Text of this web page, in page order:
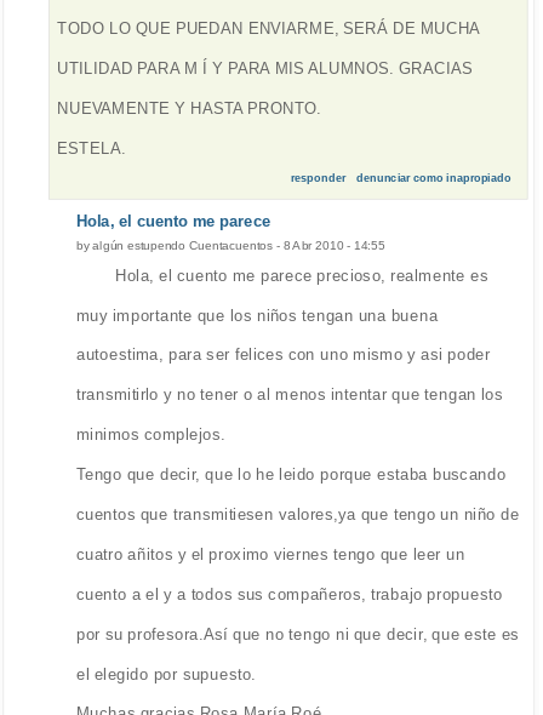
TODO LO QUE PUEDAN ENVIARME, SERÁ DE MUCHA
UTILIDAD PARA M Í Y PARA MIS ALUMNOS. GRACIAS
NUEVAMENTE Y HASTA PRONTO.
ESTELA.
responder denunciar como inapropiado
Hola, el cuento me parece
byalgún estupendo Cuentacuentos - 8 Abr 2010 - 14:55
Hola, el cuento me parece precioso, realmente es
muy importante que los niños tengan una buena
autoestima, para ser felices con uno mismo y asi poder
transmitirlo y no tener o al menos intentar que tengan los
minimos complejos.
Tengo que decir, que lo he leido porque estaba buscando
cuentos que transmitiesen valores,ya que tengo un niño de
cuatro añitos y el proximo viernes tengo que leer un
cuento a el y a todos sus compañeros, trabajo propuesto
por su profesora.Así que no tengo ni que decir, que este es
el elegido por supuesto.